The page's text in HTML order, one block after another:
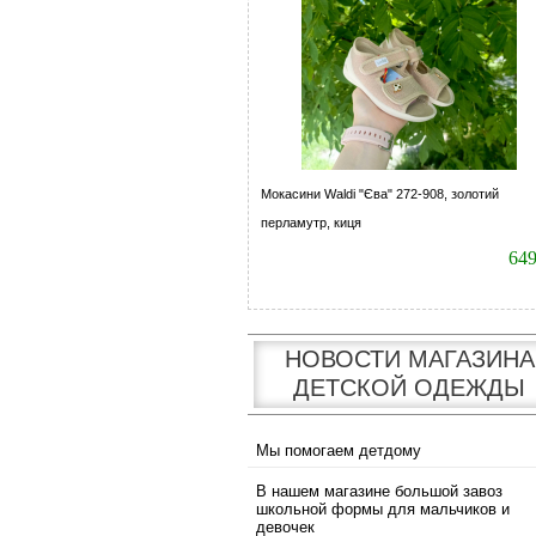
Мокасини Waldi "Єва" 272-908, золотий
перламутр, киця
НОВОСТИ МАГАЗИНА
ДЕТСКОЙ ОДЕЖДЫ
Мы помогаем детдому
В нашем магазине большой завоз
школьной формы для мальчиков и
девочек